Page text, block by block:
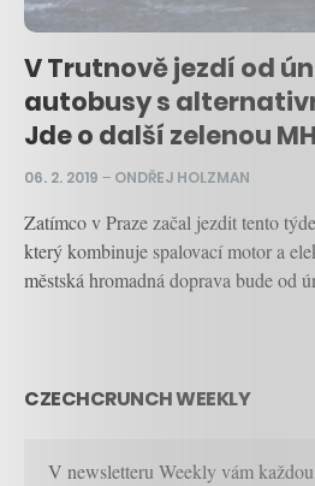
V Trutnově jezdí od
autobusy s
Jde o další zelenou
06. 2. 2019 – ONDŘEJ HOLZMAN
Zatímco v Praze začal jezdit tento
který kombinuje spalovací motor a
městská hromadná doprava bude od
CZECHCRUNCH WEEKLY
V newsletteru Weekly vám